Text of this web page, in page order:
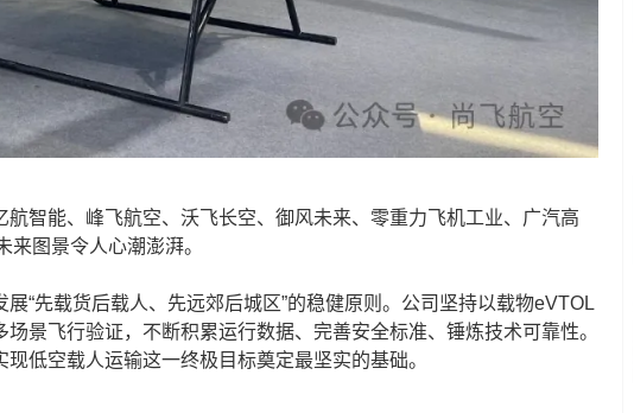
能、峰飞航空、沃飞长空、御风未来、零重力飞机工业、广汽高
图景令人心潮澎湃。
载货后载人、先远郊后城区”的稳健原则。公司坚持以载物eVTOL
景飞行验证，不断积累运行数据、完善安全标准、锤炼技术可靠性。
低空载人运输这一终极目标奠定最坚实的基础。